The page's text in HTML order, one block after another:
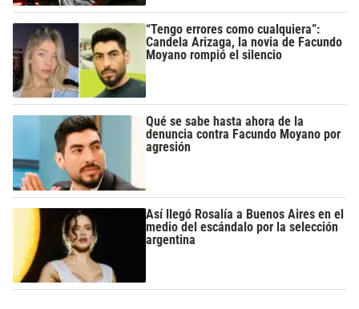
“Tengo errores como cualquiera”:
Candela Arizaga, la novia de Facundo
Moyano rompió el silencio
Qué se sabe hasta ahora de la
denuncia contra Facundo Moyano por
agresión
Así llegó Rosalía a Buenos Aires en el
medio del escándalo por la selección
argentina